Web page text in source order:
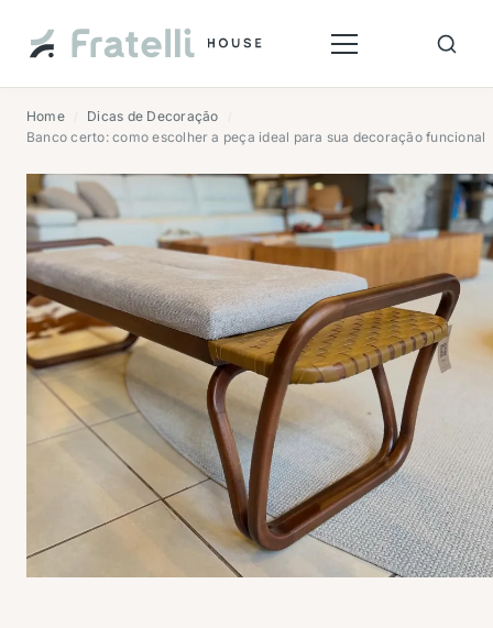
Home Dicas de Decoração
Banco certo: como escolher a peça ideal para sua decoração funcional